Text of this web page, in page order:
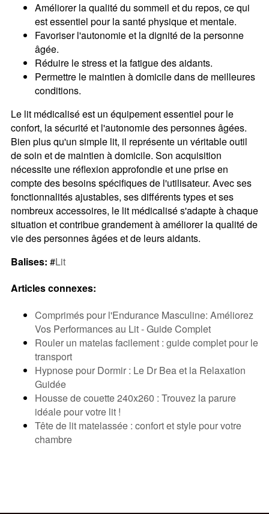
Améliorer la qualité du sommeil et du repos, ce qui
est essentiel pour la santé physique et mentale.
Favoriser l'autonomie et la dignité de la personne
âgée.
Réduire le stress et la fatigue des aidants.
Permettre le maintien à domicile dans de meilleures
conditions.
Le lit médicalisé est un équipement essentiel pour le
confort, la sécurité et l'autonomie des personnes âgées.
Bien plus qu'un simple lit, il représente un véritable outil
de soin et de maintien à domicile. Son acquisition
nécessite une réflexion approfondie et une prise en
compte des besoins spécifiques de l'utilisateur. Avec ses
fonctionnalités ajustables, ses différents types et ses
nombreux accessoires, le lit médicalisé s'adapte à chaque
situation et contribue grandement à améliorer la qualité de
vie des personnes âgées et de leurs aidants.
Balises: #Lit
Articles connexes:
Comprimés pour l'Endurance Masculine: Améliorez
Vos Performances au Lit - Guide Complet
Rouler un matelas facilement : guide complet pour le
transport
Hypnose pour Dormir : Le Dr Bea et la Relaxation
Guidée
Housse de couette 240x260 : Trouvez la parure
idéale pour votre lit !
Tête de lit matelassée : confort et style pour votre
chambre